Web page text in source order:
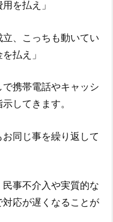
を払え」
立、こっちも動いてい
払え」
携帯電話やキャッシ
してきます。
同じ事を繰り返して
事不介入や実質的な
応が遅くなることが